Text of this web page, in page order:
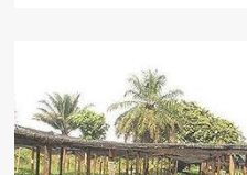
REALIZA
VISITA
TURÍSTICA
AO
LOCAL